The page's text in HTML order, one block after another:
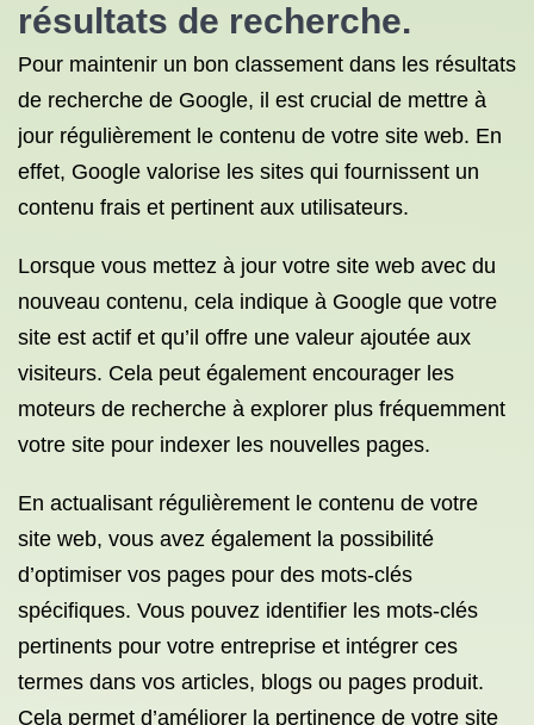
résultats de recherche.
Pour maintenir un bon classement dans les résultats
de recherche de Google, il est crucial de mettre à
jour régulièrement le contenu de votre site web. En
effet, Google valorise les sites qui fournissent un
contenu frais et pertinent aux utilisateurs.
Lorsque vous mettez à jour votre site web avec du
nouveau contenu, cela indique à Google que votre
site est actif et qu’il offre une valeur ajoutée aux
visiteurs. Cela peut également encourager les
moteurs de recherche à explorer plus fréquemment
votre site pour indexer les nouvelles pages.
En actualisant régulièrement le contenu de votre
site web, vous avez également la possibilité
d’optimiser vos pages pour des mots-clés
spécifiques. Vous pouvez identifier les mots-clés
pertinents pour votre entreprise et intégrer ces
termes dans vos articles, blogs ou pages produit.
Cela permet d’améliorer la pertinence de votre site